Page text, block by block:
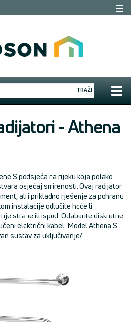
TRAŽI
- Athena
S podsjeća na rijeku koja polako
osjećaj smirenosti. Ovaj radijator
ali i prikladno rješenje za pohranu
instalacije odlučite hoće li
strane ili ispod. Odaberite diskretne
električni kabel. Model Athena S
sustav za uključivanje/